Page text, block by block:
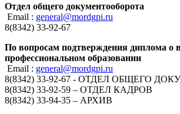
Отдел общего документооборота
Email : general@mordgpi.ru
8(8342) 33-92-67
По вопросам подтверждения диплома о
профессиональном образовании
Email : general@mordgpi.ru
8(8342) 33-92-67 - ОТДЕЛ ОБЩЕГО
8(8342) 33-92-59 – ОТДЕЛ КАДРОВ
8(8342) 33-94-35 – АРХИВ